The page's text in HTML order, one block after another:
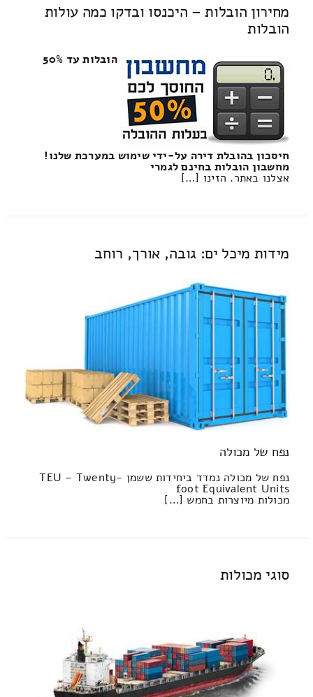
מחירון הובלות – היכנסו ובדקו כמה עולות
הובלות
הובלות עד 50%
חיסכון בהובלת דירה על-ידי שימוש במערכת שלנו!
מחשבון הובלות בחינם לגמרי
אצלנו באתר. הזינו […]
מידות מיכל ים: גובה, אורך, רוחב
נפח של מכולה
נפח של מכולה נמדד ביחידות ששמן TEU – Twenty-
foot Equivalent Units
מכולות מיוצרות בחמש […]
סוגי מכולות